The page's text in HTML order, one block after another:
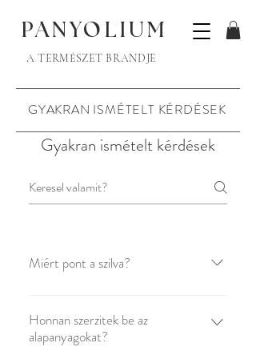
PANYOLIUM
A TERMÉSZET BRANDJE
GYAKRAN ISMÉTELT KÉRDÉSEK
Gyakran ismételt kérdések
Miért pont a szilva?
Honnan szerzitek be az
alapanyagokat?